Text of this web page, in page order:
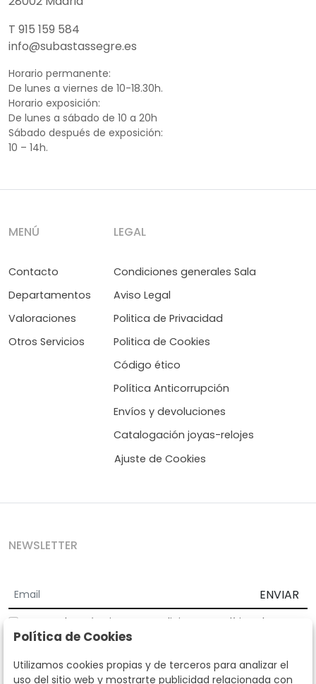
T 915 159 584
info@subastassegre.es
Horario permanente:
De lunes a viernes de 10-18.30h.
Horario exposición:
De lunes a sábado de 10 a 20h
Sábado después de exposición:
10 – 14h.
MENÚ
Contacto
Departamentos
Valoraciones
Otros Servicios
LEGAL
Condiciones generales Sala
Aviso Legal
Politica de Privacidad
Politica de Cookies
Código ético
Política Anticorrupción
Envíos y devoluciones
Catalogación joyas-relojes
Ajuste de Cookies
NEWSLETTER
ENVIAR
Acepto los Términos y Condiciones
Política de
privacidad
Según la LOPD y disposiciones de desarrollo, informamos que sus
datos personales serán tratados por parte de Subastas Segre con la
Política de Cookies
Utilizamos cookies propias y de terceros para analizar el
uso del sitio web y mostrarte publicidad relacionada con